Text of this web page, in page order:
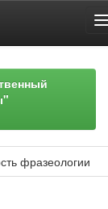
фразеологии